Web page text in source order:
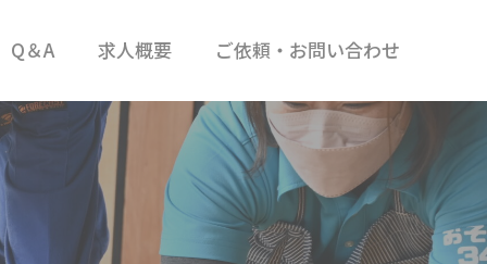
Q＆A 求人概要 ご依頼・お問い合わせ